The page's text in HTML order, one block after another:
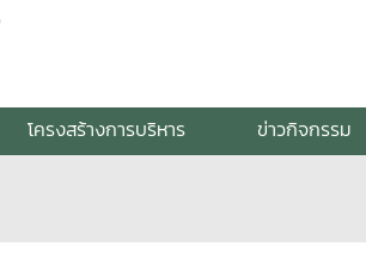
โครงสร้างการบริหาร ข่าวกิจกรรม